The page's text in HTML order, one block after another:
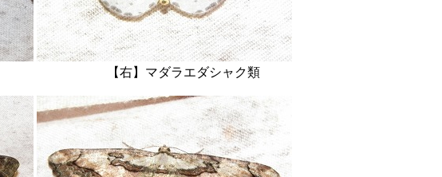
【右】マダラエダシャク類